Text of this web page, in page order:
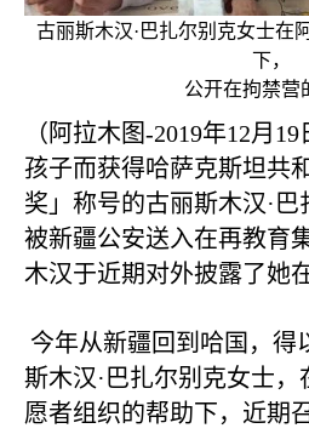
古丽斯木汉·巴扎尔别克女士在
下，
公开在拘禁营
（阿拉木图-2019年12月 19
孩子而获得哈萨克斯坦共
奖」称号的古丽斯木汉·
被新疆公安送入在再教育
木汉于近期对外披露了她
今年从新疆回到哈国，得
斯木汉·巴扎尔别克女士
愿者组织的帮助下，近期